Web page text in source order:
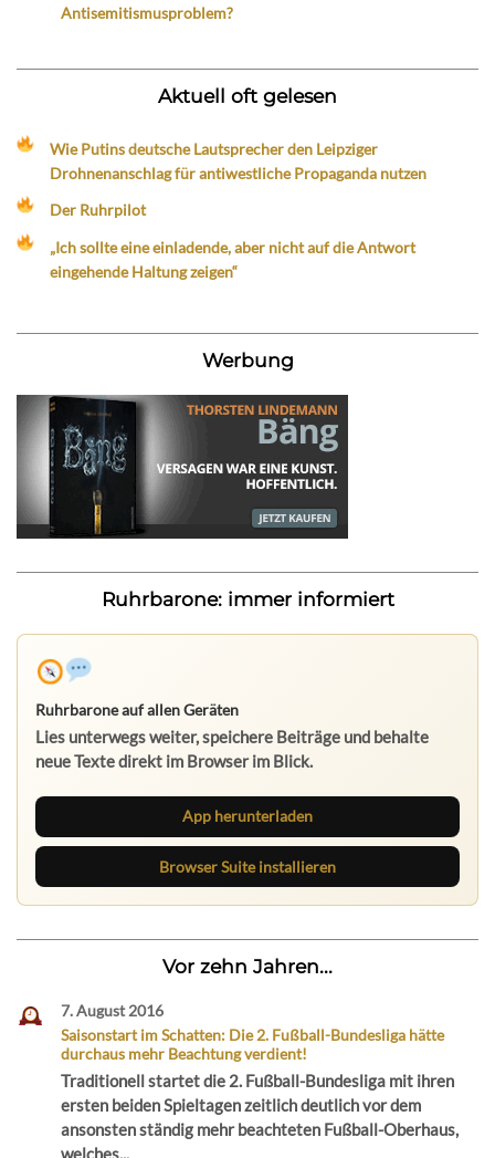
Antisemitismusproblem?
Aktuell oft gelesen
Wie Putins deutsche Lautsprecher den Leipziger
Drohnenanschlag für antiwestliche Propaganda nutzen
Der Ruhrpilot
„Ich sollte eine einladende, aber nicht auf die Antwort
eingehende Haltung zeigen“
Werbung
Ruhrbarone: immer informiert
Ruhrbarone auf allen Geräten
Lies unterwegs weiter, speichere Beiträge und behalte
neue Texte direkt im Browser im Blick.
App herunterladen
Browser Suite installieren
Vor zehn Jahren...
7. August 2016
Saisonstart im Schatten: Die 2. Fußball-Bundesliga hätte
durchaus mehr Beachtung verdient!
Traditionell startet die 2. Fußball-Bundesliga mit ihren
ersten beiden Spieltagen zeitlich deutlich vor dem
ansonsten ständig mehr beachteten Fußball-Oberhaus,
welches...